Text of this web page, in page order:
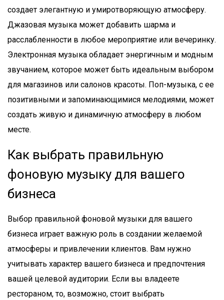
создает элегантную и умиротворяющую атмосферу.
Джазовая музыка может добавить шарма и
расслабленности в любое мероприятие или вечеринку.
Электронная музыка обладает энергичным и модным
звучанием, которое может быть идеальным выбором
для магазинов или салонов красоты. Поп-музыка, с ее
позитивными и запоминающимися мелодиями, может
создать живую и динамичную атмосферу в любом
месте.
Как выбрать правильную
фоновую музыку для вашего
бизнеса
Выбор правильной фоновой музыки для вашего
бизнеса играет важную роль в создании желаемой
атмосферы и привлечении клиентов. Вам нужно
учитывать характер вашего бизнеса и предпочтения
вашей целевой аудитории. Если вы владеете
рестораном, то, возможно, стоит выбрать